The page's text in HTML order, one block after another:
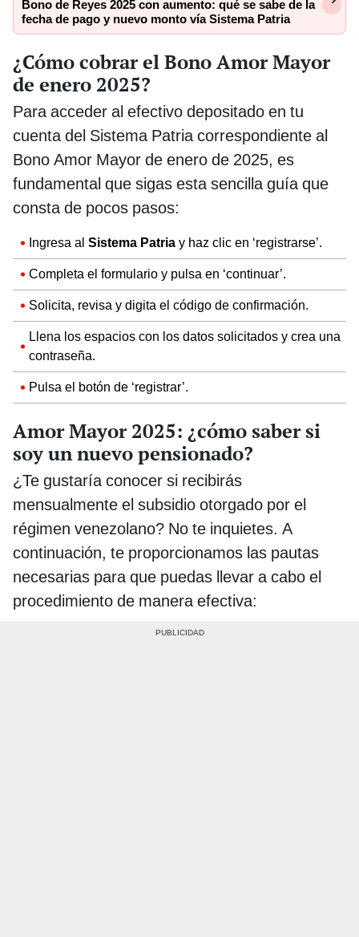
Bono de Reyes 2025 con aumento: qué se sabe de la
fecha de pago y nuevo monto vía Sistema Patria
¿Cómo cobrar el Bono Amor Mayor
de enero 2025?
Para acceder al efectivo depositado en tu
cuenta del Sistema Patria correspondiente al
Bono Amor Mayor de enero de 2025, es
fundamental que sigas esta sencilla guía que
consta de pocos pasos:
Ingresa al Sistema Patria y haz clic en ‘registrarse’.
Completa el formulario y pulsa en ‘continuar’.
Solicita, revisa y digita el código de confirmación.
Llena los espacios con los datos solicitados y crea una
contraseña.
Pulsa el botón de ‘registrar’.
Amor Mayor 2025: ¿cómo saber si
soy un nuevo pensionado?
¿Te gustaría conocer si recibirás
mensualmente el subsidio otorgado por el
régimen venezolano? No te inquietes. A
continuación, te proporcionamos las pautas
necesarias para que puedas llevar a cabo el
procedimiento de manera efectiva: